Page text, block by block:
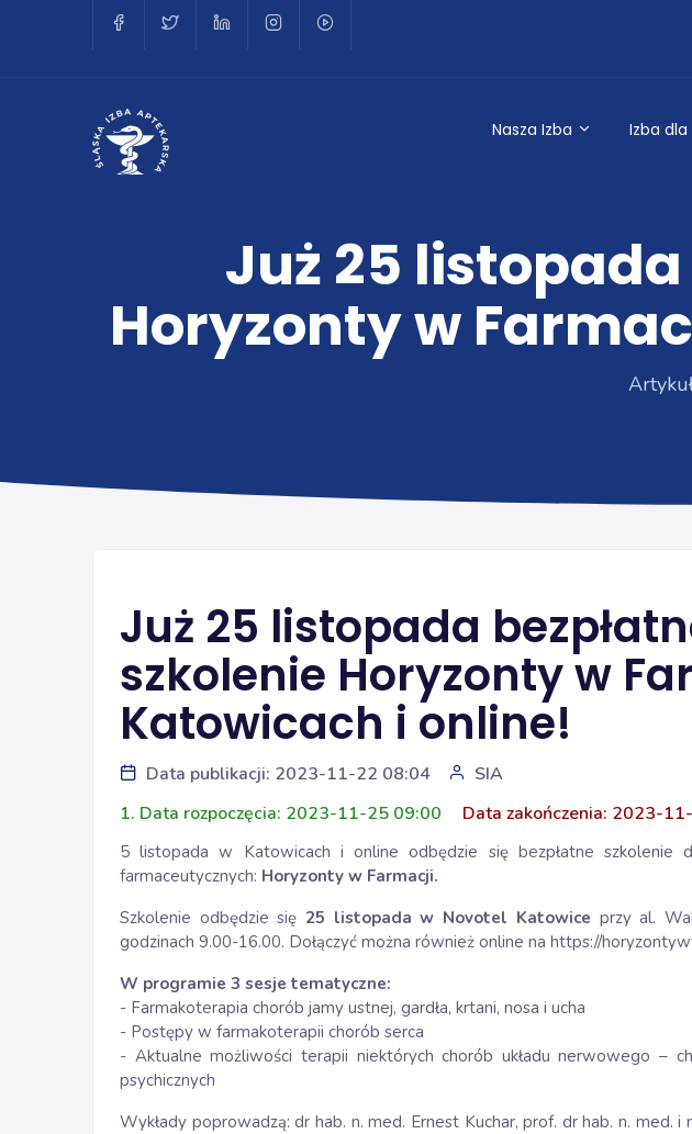
Nasza Izba Izba
Już 25
Horyzonty w
Już 25 listopada
szkolenie Horyzonty w
Katowicach i online!
Data publikacji: 2023-11-22 08:04 SIA
1. Data rozpoczęcia: 2023-11-25 09:00
Data zakończenia: 2023-
5 listopada w Katowicach i online odbędzie się bezpłatne szkolenie
farmaceutycznych: Horyzonty w Farmacji.
Szkolenie odbędzie się 25 listopada w Novotel Katowice przy al.
godzinach 9.00-16.00. Dołączyć można również online na https://
W programie 3 sesje tematyczne:
- Farmakoterapia chorób jamy ustnej, gardła, krtani, nosa i ucha
- Postępy w farmakoterapii chorób serca
- Aktualne możliwości terapii niektórych chorób układu nerwowego –
psychicznych
Wykłady poprowadzą: dr hab. n. med. Ernest Kuchar, prof. dr hab. n. med. i